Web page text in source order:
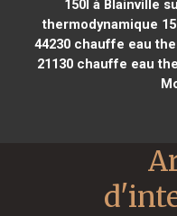
150l à Blainville
thermodynamique
44230chauffe eau
21130chauffe eau